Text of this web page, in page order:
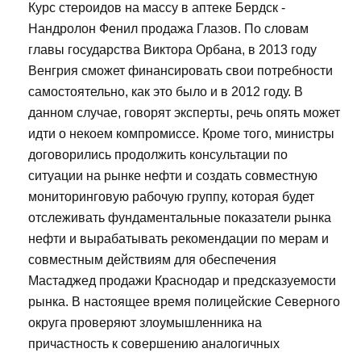
Курс стероидов на массу в аптеке Бердск -
Нандролон Фенил продажа Глазов. По словам
главы государства Виктора Орбана, в 2013 году
Венгрия сможет финансировать свои потребности
самостоятельно, как это было и в 2012 году. В
данном случае, говорят эксперты, речь опять может
идти о некоем компромиссе. Кроме того, министры
договорились продолжить консультации по
ситуации на рынке нефти и создать совместную
мониторинговую рабочую группу, которая будет
отслеживать фундаментальные показатели рынка
нефти и вырабатывать рекомендации по мерам и
совместным действиям для обеспечения
Мастаджед продажи Краснодар и предсказуемости
рынка. В настоящее время полицейские Северного
округа проверяют злоумышленника на
причастность к совершению аналогичных